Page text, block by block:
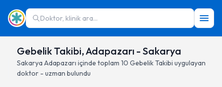
Doktor, klinik ara...
Gebelik Takibi, Adapazarı - Sakarya
Sakarya Adapazarı içinde toplam 10 Gebelik Takibi uygulayan
doktor - uzman bulundu